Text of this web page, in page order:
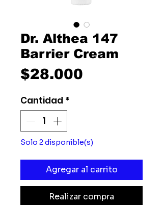
Dr. Althea 147
Barrier Cream
$28.000
Cantidad *
Solo 2 disponible(s)
Agregar al carrito
Realizar compra